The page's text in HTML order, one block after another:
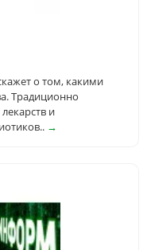
о том, какими
Традиционно
и
→